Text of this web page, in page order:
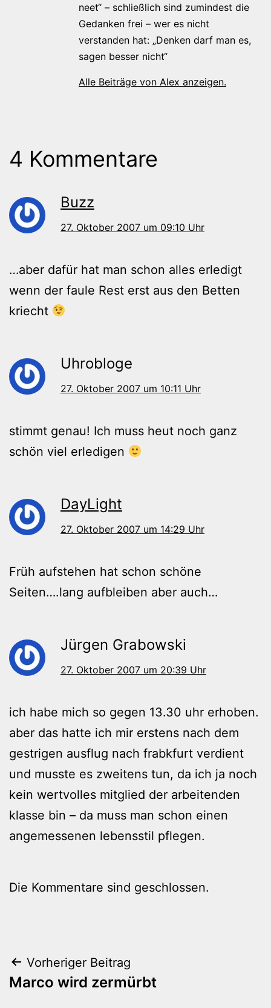
neet“ – schließlich sind zumindest die
Gedanken frei – wer es nicht
verstanden hat: „Denken darf man es,
sagen besser nicht“
Alle Beiträge von Alex anzeigen.
4 Kommentare
Buzz
27. Oktober 2007 um 09:10 Uhr
…aber dafür hat man schon alles erledigt
wenn der faule Rest erst aus den Betten
kriecht
Uhrobloge
27. Oktober 2007 um 10:11 Uhr
stimmt genau! Ich muss heut noch ganz
schön viel erledigen
DayLight
27. Oktober 2007 um 14:29 Uhr
Früh aufstehen hat schon schöne
Seiten….lang aufbleiben aber auch…
Jürgen Grabowski
27. Oktober 2007 um 20:39 Uhr
ich habe mich so gegen 13.30 uhr erhoben.
aber das hatte ich mir erstens nach dem
gestrigen ausflug nach frabkfurt verdient
und musste es zweitens tun, da ich ja noch
kein wertvolles mitglied der arbeitenden
klasse bin – da muss man schon einen
angemessenen lebensstil pflegen.
Die Kommentare sind geschlossen.
Beitragsnavigation
Vorheriger Beitrag
Marco wird zermürbt